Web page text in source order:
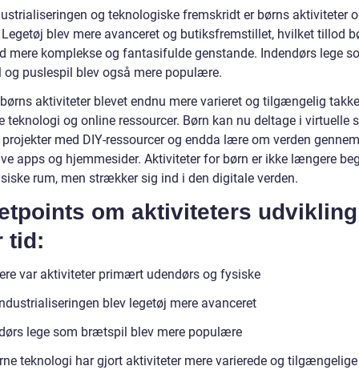
og teknologiske fremskridt er børns aktiviteter
blev mere avanceret og butiksfremstillet, hvilket tillod
mere komplekse og fantasifulde genstande. Indendørs lege
puslespil blev også mere populære.
aktiviteter blevet endnu mere varieret og tilgængelig
teknologi og online ressourcer. Børn kan nu deltage i virtuelle
med DIY-ressourcer og endda lære om verden gennem
apps og hjemmesider. Aktiviteter for børn er ikke længere
rum, men strækker sig ind i den digitale verden.
om aktiviteters udvikling
tid:
var aktiviteter primært udendørs og fysiske
blev legetøj mere avanceret
lege som brætspil blev mere populære
teknologi har gjort aktiviteter mere varierede og tilgængelige